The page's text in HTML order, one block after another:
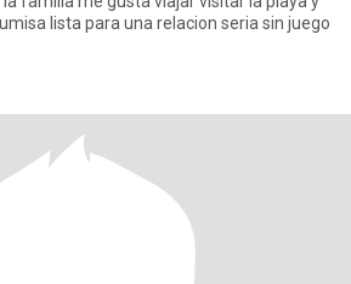
lista para una relacion seria sin juego